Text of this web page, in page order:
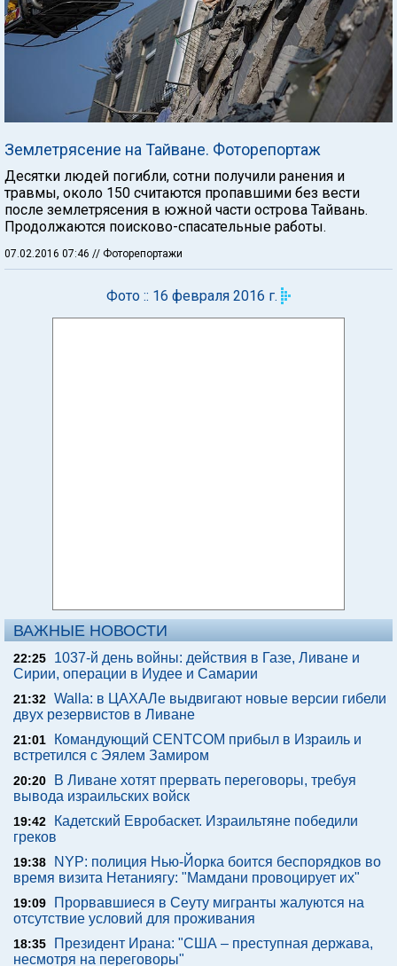
Землетрясение на Тайване. Фоторепортаж
Десятки людей погибли, сотни получили ранения и
травмы, около 150 считаются пропавшими без вести
после землетрясения в южной части острова Тайвань.
Продолжаются поисково-спасательные работы.
07.02.2016 07:46 // Фоторепортажи
Фото :: 16 февраля 2016 г.
ВАЖНЫЕ НОВОСТИ
22:25
1037-й день войны: действия в Газе, Ливане и
Сирии, операции в Иудее и Самарии
21:32 Walla: в ЦАХАЛе выдвигают новые версии гибели
двух резервистов в Ливане
21:01
Командующий CENTCOM прибыл в Израиль и
встретился с Эялем Замиром
20:20
В Ливане хотят прервать переговоры, требуя
вывода израильских войск
19:42
Кадетский Евробаскет. Израильтяне победили
греков
19:38
NYP: полиция Нью-Йорка боится беспорядков во
время визита Нетаниягу: "Мамдани провоцирует их"
19:09
Прорвавшиеся в Сеуту мигранты жалуются на
отсутствие условий для проживания
18:35
Президент Ирана: "США – преступная держава,
несмотря на переговоры"